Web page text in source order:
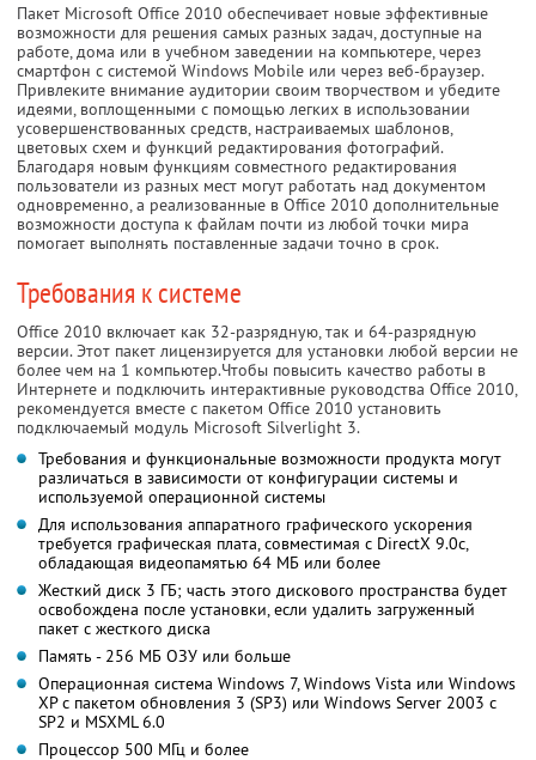
Пакет Microsoft Office 2010 обеспечивает новые эффективные
возможности для решения самых разных задач, доступные на
работе, дома или в учебном заведении на компьютере, через
смартфон с системой Windows Mobile или через веб-браузер.
Привлеките внимание аудитории своим творчеством и убедите
идеями, воплощенными с помощью легких в использовании
усовершенствованных средств, настраиваемых шаблонов,
цветовых схем и функций редактирования фотографий.
Благодаря новым функциям совместного редактирования
пользователи из разных мест могут работать над документом
одновременно, а реализованные в Office 2010 дополнительные
возможности доступа к файлам почти из любой точки мира
помогает выполнять поставленные задачи точно в срок.
Требования к системе
Office 2010 включает как 32-разрядную, так и 64-разрядную
версии. Этот пакет лицензируется для установки любой версии не
более чем на 1 компьютер.Чтобы повысить качество работы в
Интернете и подключить интерактивные руководства Office 2010,
рекомендуется вместе с пакетом Office 2010 установить
подключаемый модуль Microsoft Silverlight 3.
Требования и функциональные возможности продукта могут
различаться в зависимости от конфигурации системы и
используемой операционной системы
Для использования аппаратного графического ускорения
требуется графическая плата, совместимая с DirectX 9.0c,
обладающая видеопамятью 64 МБ или более
Жесткий диск 3 ГБ; часть этого дискового пространства будет
освобождена после установки, если удалить загруженный
пакет с жесткого диска
Память - 256 МБ ОЗУ или больше
Операционная система Windows 7, Windows Vista или Windows
XP с пакетом обновления 3 (SP3) или Windows Server 2003 с
SP2 и MSXML 6.0
Процессор 500 МГц и более